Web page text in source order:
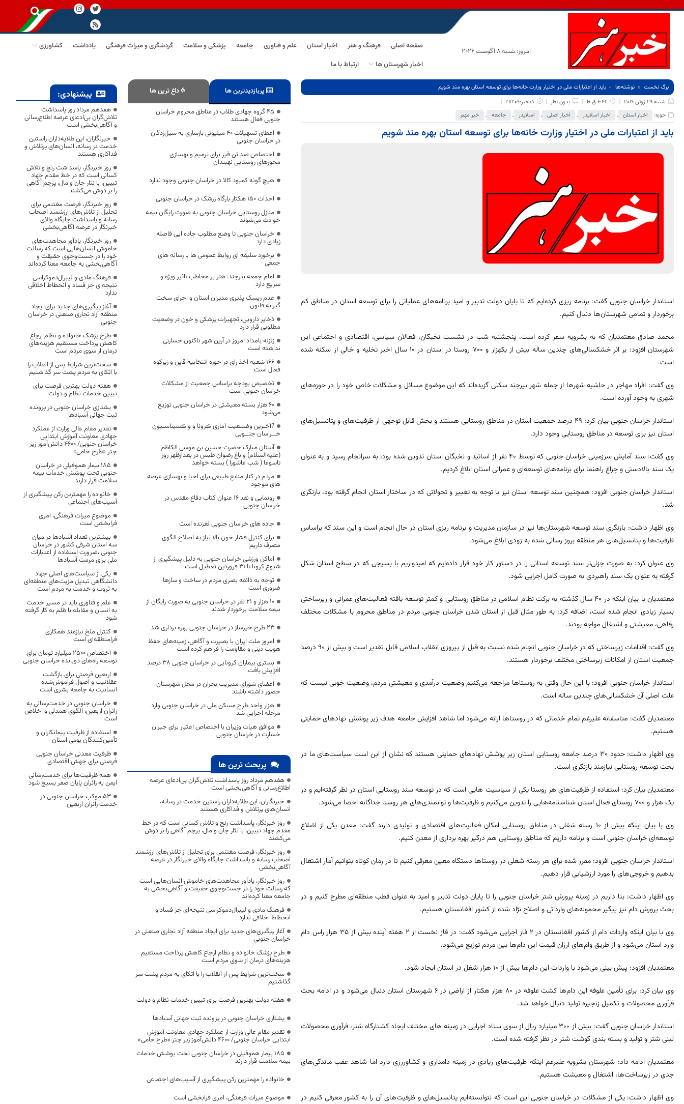
امروز: شنبه 8 آگوست 2026
صفحه اصلی فرهنگ و هنر اخبار استان علم و فناوری جامعه پزشکی و سلامت گردشگری و میراث فرهنگی یادداشت
کشاورزی
اخبار شهرستان ها
ارتباط با ما
برگ نخست نوشته‌ها
باید از اعتبارات ملی در اختیار وزارت خانه‌ها برای توسعه استان بهره مند شویم
شنبه 29 ژوئن 2019
6:42 ق.ظ بدون نظر
کدخبر:27209
حوزه:
اخبار استان , اخبار اسلایدر , اخبار اصلی , اسلایدر , جامعه , خبر مهم
باید از اعتبارات ملی در اختیار وزارت خانه‌ها برای توسعه استان بهره مند شویم
استاندار خراسان جنوبی گفت: برنامه ریزی کرده‌ایم که تا پایان دولت تدبیر و امید برنامه‌های عملیاتی را برای توسعه استان در مناطق کم
برخوردار و تمامی شهرستان‌ها دنبال کنیم.
محمد صادق معتمدیان که به بشرویه سفر کرده است، پنجشنبه شب در نشست نخبگان، فعالان سیاسی، اقتصادی و اجتماعی این
شهرستان افزود: بر اثر خشکسالی‌های چندین ساله بیش از یکهزار و ۷۰۰ روستا در استان در ۱۰ سال اخیر تخلیه و خالی از سکنه شده
است.
وی گفت: افراد مهاجر در حاشیه شهرها از جمله شهر بیرجند سکنی گزیده‌اند که این موضوع مسائل و مشکلات خاص خود را در حوزه‌های
شهری به وجود آورده است.
استاندار خراسان جنوبی بیان کرد: ۴۹ درصد جمعیت استان در مناطق روستایی هستند و بخش قابل توجهی از ظرفیت‌های و پتانسیل‌های
استان نیز برای توسعه در مناطق روستایی وجود دارد.
وی گفت: سند آمایش سرزمینی خراسان جنوبی که توسط ۴۰ نفر از اساتید و نخبگان استان تدوین شده بود، به سرانجام رسید و به عنوان
یک سند بالادستی و چراغ راهنما برای برنامه‌های توسعه‌ای و عمرانی استان ابلاغ کردیم.
استاندار خراسان جنوبی افزود: همچنین سند توسعه استان نیز با توجه به تغییر و تحولاتی که در ساختار استان انجام گرفته بود، بازنگری
شد.
وی اظهار داشت: بازنگری سند توسعه شهرستان‌ها نیز در سازمان مدیریت و برنامه ریزی استان در حال انجام است و این سند که براساس
ظرفیت‌ها و پتانسیل‌های هر منطقه بروز رسانی شده به زودی ابلاغ می‌شود.
وی عنوان کرد: به صورت جزئی‌تر سند توسعه استانی را در دستور کار خود قرار داده‌ایم که امیدواریم با بسیجی که در سطح استان شکل
گرفته به عنوان یک سند راهبردی به صورت کامل اجرایی شود.
معتمدیان با بیان اینکه در ۴۰ سال گذشته به برکت نظام اسلامی در مناطق روستایی و کمتر توسعه یافته فعالیت‌های عمرانی و زیرساختی
بسیار زیادی انجام شده است، اضافه کرد: به طور مثال قبل از استان شدن خراسان جنوبی مردم در مناطق محروم با مشکلات مختلف
رفاهی، معیشتی و اشتغال مواجه بودند.
وی گفت: اقدامات زیرساختی که در خراسان جنوبی انجام شده نسبت به قبل از پیروزی انقلاب اسلامی قابل تقدیر است و بیش از ۹۰ درصد
جمعیت استان از امکانات زیرساختی مختلف برخوردار هستند.
استاندار خراسان جنوبی افزود: با این حال وقتی به روستاها مراجعه می‌کنیم وضعیت درآمدی و معیشتی مردم، وضعیت خوبی نیست که
علت اصلی آن خشکسالی‌های چندین ساله است.
معتمدیان گفت: متاسفانه علیرغم تمام خدماتی که در روستاها ارائه می‌شود اما شاهد افزایش جامعه هدف زیر پوشش نهادهای حمایتی
هستیم.
وی اظهار داشت: حدود ۳۰ درصد جامعه روستایی استان زیر پوشش نهادهای حمایتی هستند که نشان از این است سیاست‌های ما در
بحث توسعه روستایی نیازمند بازنگری است.
معتمدیان بیان کرد: استفاده از ظرفیت‌های هر روستا یکی از سیاسیت هایی است که در توسعه سند روستایی استان در نظر گرفته‌ایم و در
یک هزار و ۷۰۰ روستای فعال استان شناسنامه‌هایی را تدوین می‌کنیم و ظرفیت‌ها و توانمندی‌های هر روستا جداگانه احصا می‌شود.
وی با بیان اینکه بیش از ۱۰ رسته شغلی در مناطق روستایی امکان فعالیت‌های اقتصادی و تولیدی دارند گفت: معدن یکی از اضلاع
توسعه‌ای خراسان جنوبی است و برنامه داریم که مناطق روستایی هم درگیر بهره برداری از معدن کنیم.
استاندار خراسان جنوبی افزود: مقرر شده برای هر رسته شغلی در روستاها دستگاه معین معرفی کنیم تا در زمان کوتاه بتوانیم آمار اشتغال
بدهیم و خروجی‌های را مورد ارزشیابی قرار دهیم.
وی اظهار داشت: بنا داریم در زمینه پرورش شتر خراسان جنوبی را تا پایان دولت تدبیر و امید به عنوان قطب منطقه‌ای مطرح کنیم و در
بحث پرورش دام نیز پیگیر محموله‌های وارداتی و اصلاح نژاد شده از کشور افغانستان هستیم.
وی با بیان اینکه واردات دام از کشور افغانستان در ۲ فاز اجرایی می‌شود گفت: در فاز نخست از ۲ هفته آینده بیش از ۳۵ هزار راس دام
وارد استان می‌شود و از طریق وام‌های ارزان قیمت این دام‌ها بین مردم توزیع می‌شود.
معتمدیان افزود: پیش بینی می‌شود با واردات این دام‌ها بیش از ۱۰ هزار شغل در استان ایجاد شود.
وی بیان کرد: برای تأمین علوفه این دام‌ها کشت علوفه در ۸۰ هزار هکتار از اراضی در ۶ شهرستان استان دنبال می‌شود و در ادامه بحث
فرآوری محصولات و تکمیل زنجیره تولید دنبال خواهد شد.
استاندار خراسان جنوبی گفت: بیش از ۳۰۰ میلیارد ریال از سوی ستاد اجرایی در زمینه های مختلف ایجاد کشتارگاه شتر، فرآوری محصولات
لبنی شتر و تولید و بسته بندی گوشت شتر در نظر گرفته شده است.
معتمدیان ادامه داد: شهرستان بشرویه علیرغم اینکه ظرفیت‌های زیادی در زمینه دامداری و کشاوررزی دارد اما شاهد عقب ماندگی‌های
جدی در زیرساخت‌ها، اشتغال و معیشت هستیم.
وی اظهار داشت: یکی از مشکلات در خراسان جنوبی این است که نتوانسته‌ایم پتانسیل‌های و ظرفیت‌های آن را به کشور معرفی کنیم در
پربازدیدترین ها داغ ترین ها
۴۵ گروه جهادی طلاب در مناطق محروم خراسان
جنوبی فعال هستند
اعطای تسهیلات ۴۰ میلیونی بازسازی به سیل‌زدگان
در خراسان جنوبی
اختصاص صد تن قیر برای ترمیم و بهسازی
محورهای روستایی نهبندان
هیچ گونه کمبود کالا در خراسان جنوبی وجود ندارد
احداث ۱۵۰ هکتار بارگاه زرشک در خراسان جنوبی
منازل روستایی خراسان جنوبی به صورت رایگان بیمه
حوادث می‌شوند
خراسان جنوبی تا وضع مطلوب جاده ایی فاصله
زیادی دارد
برخورد سلیقه ای روابط عمومی ها با رسانه های
جمعی
امام جمعه بیرجند: هنر بر مخاطب تاثیر ویژه و
سریع دارد
عدم ریسک پذیری مدیران استان و اجرای سخت
گیرانه قانون
ذخایر دارویی، تجهیزات پزشکی و خون در وضعیت
مطلوبی قرار دارد
زلزله بامداد امروز در آرین شهر تاکنون خسارتی
نداشته است
۱۶۶ شعبه اخذ رای در حوزه انتخابیه قاین و زیرکوه
فعال است
تخصیص بودجه براساس جمعیت از مشکلات
خراسان جنوبی است
۶۰ هزار بسته معیشتی در خراسان جنوبی توزیع
می‌شود
?آخـرین وضــعیت آماری ڪرونا و واڪسیناسـیون
خــراسان جنــوبی
آستان مبارک حضرت حسین بن موسی الکاظم
(علیه‌السلام) و باغ رضوان طبس در بعدازظهر روز
تاسوعا ( شب عاشورا ) بسته خواهد
مردم در کنار منابع طبیعی برای احیا و بهسازی عرصه
های موجود
رونمایی و نقد ۱۶ عنوان کتاب دفاع مقدس در
خراسان جنوبی
جاده های خراسان جنوبی لغزنده است
برای کنترل فشار خون بالا نیاز به اصلاح الگوی
مصرف داریم
اماکن ورزشی خراسان جنوبی به دلیل پیشگیری از
شیوع کرونا تا ۳۱ فروردین تعطیل است
توجه به ذائقه بصری مردم در ساخت و سازها
ضروری است
۱۰ هزار و ۲۱ نفر در خراسان جنوبی به صورت رایگان از
بیمه سلامت برخوردار شدند
23 طرح خیرساز در خراسان جنوبی بهره برداری شد
امروز ملت ایران با بصیرت و آگاهی، زمینه‌های حفظ
هویت دینی و مقاومت را فراهم کرده است
بستری بیماران کرونایی در خراسان جنوبی ۳۸ درصد
افزایش یافت
اعضای شورای مدیریت بحران در محل شهرستان
حضور داشته باشند
هزار واحد طرح مسکن ملی در خراسان جنوبی وارد
مرحله اجرایی شد
موافق هیات وزیران با اختصاص اعتبار برای جبران
خسارت در خراسان جنوبی
پربحث ترین ها
هفدهم مرداد روز پاسداشت تلاش‌گران بی‌ادعای عرصه
اطلاع‌رسانی و آگاهی‌بخشی است
خبرنگاران، این طلایه‌داران راستین خدمت در رسانه،
انسان‌های پرتلاش و فداکاری هستند
روز خبرنگار، پاسداشت رنج و تلاش کسانی است که در خط
مقدم جهاد تبیین، با نثار جان و مال، پرچم آگاهی را بر دوش
می‌کشند
روز خبرنگار، فرصت مغتنمی برای تجلیل از تلاش‌های ارزشمند
اصحاب رسانه و پاسداشت جایگاه والای خبرنگار در عرصه
آگاهی‌بخشی
روز خبرنگار، یادآور مجاهدت‌های خاموش انسان‌هایی است
که رسالت خود را در جست‌وجوی حقیقت و آگاهی‌بخشی به
جامعه معنا کرده‌اند
فرهنگ مادی و لیبرال‌دموکراسی نتیجه‌ای جز فساد و
انحطاط اخلاقی ندارد
آغاز پیگیری‌های جدید برای ایجاد منطقه آزاد تجاری صنعتی در
خراسان جنوبی
طرح پزشک خانواده و نظام ارجاع کاهش پرداخت مستقیم
هزینه‌های درمان از سوی مردم است
سخت‌ترین شرایط پس از انقلاب را با اتکای به مردم پشت سر
گذاشتیم
هفته دولت بهترین فرصت برای تبیین خدمات نظام و دولت
یشتازی خراسان جنوبی در پرونده ثبت جهانی آسبادها
تقدیر مقام عالی وزارت از عملکرد جهادی معاونت آموزش
ابتدایی خراسان جنوبی/ ۴۶۰۰ دانش‌آموز زیر چتر «طرح حامی»
۱۸۵ بیمار هموفیلی در خراسان جنوبی تحت پوشش خدمات
بیمه سلامت قرار دارند
خانواده را مهمترین رکن پیشگیری از آسیب‌های اجتماعی
موضوع میراث فرهنگی، امری فرابخشی است
پیشنهادی:
هفدهم مرداد روز پاسداشت
تلاش‌گران بی‌ادعای عرصه اطلاع‌رسانی
و آگاهی‌بخشی است
خبرنگاران، این طلایه‌داران راستین
خدمت در رسانه، انسان‌های پرتلاش و
فداکاری هستند
روز خبرنگار، پاسداشت رنج و تلاش
کسانی است که در خط مقدم جهاد
تبیین، با نثار جان و مال، پرچم آگاهی
را بر دوش می‌کشند
روز خبرنگار، فرصت مغتنمی برای
تجلیل از تلاش‌های ارزشمند اصحاب
رسانه و پاسداشت جایگاه والای
خبرنگار در عرصه آگاهی‌بخشی
روز خبرنگار، یادآور مجاهدت‌های
خاموش انسان‌هایی است که رسالت
خود را در جست‌وجوی حقیقت و
آگاهی‌بخشی به جامعه معنا کرده‌اند
فرهنگ مادی و لیبرال‌دموکراسی
نتیجه‌ای جز فساد و انحطاط اخلاقی
ندارد
آغاز پیگیری‌های جدید برای ایجاد
منطقه آزاد تجاری صنعتی در خراسان
جنوبی
طرح پزشک خانواده و نظام ارجاع
کاهش پرداخت مستقیم هزینه‌های
درمان از سوی مردم است
سخت‌ترین شرایط پس از انقلاب را
با اتکای به مردم پشت سر گذاشتیم
هفته دولت بهترین فرصت برای
تبیین خدمات نظام و دولت
یشتازی خراسان جنوبی در پرونده
ثبت جهانی آسبادها
تقدیر مقام عالی وزارت از عملکرد
جهادی معاونت آموزش ابتدایی
خراسان جنوبی/ ۴۶۰۰ دانش‌آموز زیر
چتر «طرح حامی»
۱۸۵ بیمار هموفیلی در خراسان
جنوبی تحت پوشش خدمات بیمه
سلامت قرار دارند
خانواده را مهمترین رکن پیشگیری از
آسیب‌های اجتماعی
موضوع میراث فرهنگی، امری
فرابخشی است
بیشترین تعداد آسبادها در میان
سه استان شرقی کشور در خراسان
جنوبی ،ضرورت استفاده از اعتبارات
ملی برای مرمت آسبادها
یکی از سیاست‌های اصلی جهاد
دانشگاهی تبدیل مزیت‌های منطقه‌ای
به ثروت و خدمت به مردم است
علم و فناوری باید در مسیر خدمت
به انسان و مقابله با ظلم به کار گرفته
شود
کنترل ملخ نیازمند همکاری
فرامنطقه‌ای است
اختصاص 2500 میلیارد تومان برای
توسعه راه‌های دوبانده خراسان جنوبی
اربعین فرصتی برای بازگشت
عقلانیت و اصول فراموش‌شده
انسانیت به جامعه بشری است
خراسان جنوبی در خدمت‌رسانی به
زائران اربعین، الگوی همدلی و اخلاص
است
استفاده از ظرفیت پیمانکاران و
تأمین‌کنندگان بومی استان
ظرفیت معدنی خراسان جنوبی
فرصتی برای جهش اقتصادی
همه ظرفیت‌ها برای خدمت‌رسانی
ایمن به زائران پایان صفر بسیج شود
53 موکب خراسان جنوبی در
خدمت زائران اربعین